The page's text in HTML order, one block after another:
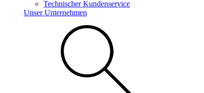
Technischer Kundenservice
Unser Unternehmen